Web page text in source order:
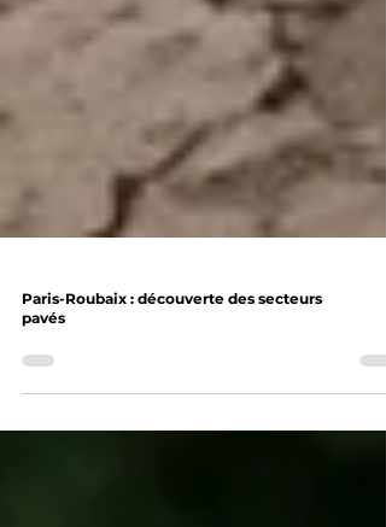
Paris-Roubaix : découverte des secteurs
pavés